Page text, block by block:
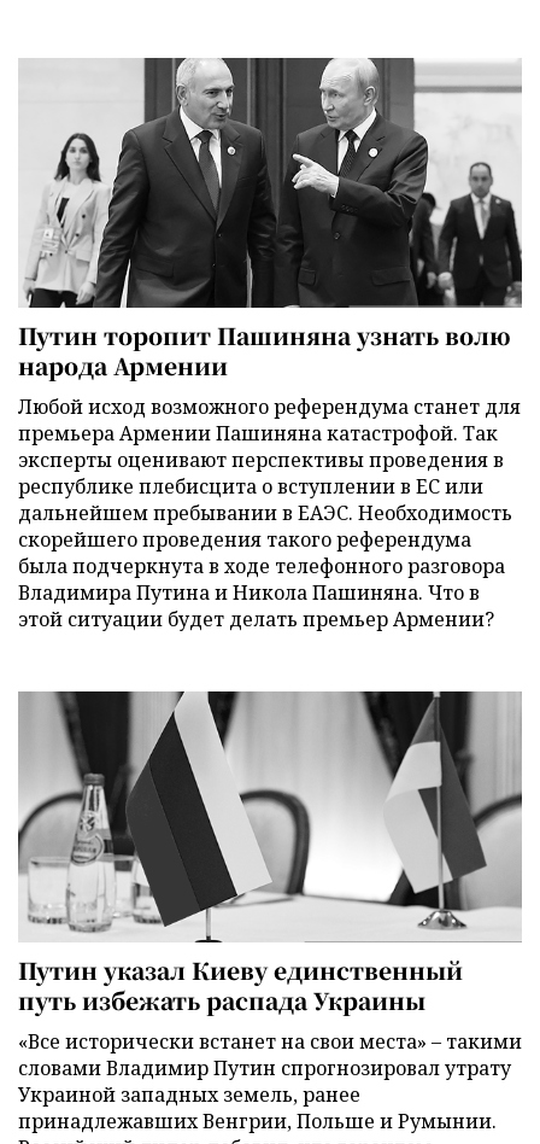
Путин торопит Пашиняна узнать волю
народа Армении
Любой исход возможного референдума станет для
премьера Армении Пашиняна катастрофой. Так
эксперты оценивают перспективы проведения в
республике плебисцита о вступлении в ЕС или
дальнейшем пребывании в ЕАЭС. Необходимость
скорейшего проведения такого референдума
была подчеркнута в ходе телефонного разговора
Владимира Путина и Никола Пашиняна. Что в
этой ситуации будет делать премьер Армении?
Путин указал Киеву единственный
путь избежать распада Украины
«Все исторически встанет на свои места» – такими
словами Владимир Путин спрогнозировал утрату
Украиной западных земель, ранее
принадлежавших Венгрии, Польше и Румынии.